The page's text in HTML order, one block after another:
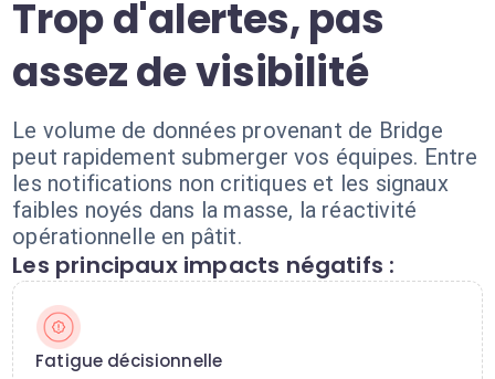
Trop d'alertes, pas
assez de visibilité
Le volume de données provenant de Bridge
peut rapidement submerger vos équipes. Entre
les notifications non critiques et les signaux
faibles noyés dans la masse, la réactivité
opérationnelle en pâtit.
Les principaux impacts négatifs :
Fatigue décisionnelle